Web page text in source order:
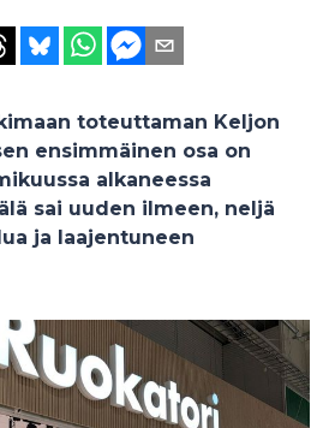
toteuttaman Keljon
ensimmäinen osa on
alkaneessa
sai uuden ilmeen, neljä
ja laajentuneen